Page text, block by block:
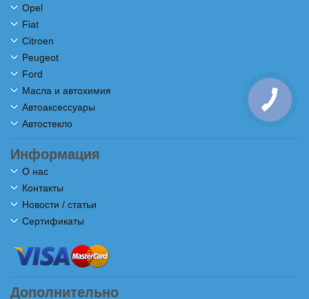
Opel
Fiat
Citroen
Peugeot
Ford
Масла и автохимия
Автоаксессуары
Автостекло
Информация
О нас
Контакты
Новости / статьи
Сертификаты
Дополнительно